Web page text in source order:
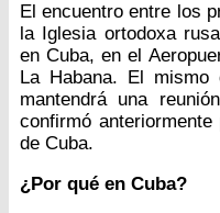
El encuentro entre los
la Iglesia ortodoxa
en Cuba, en el
La Habana. El
mantendrá una
confirmó
de Cuba.
¿Por qué en Cuba?